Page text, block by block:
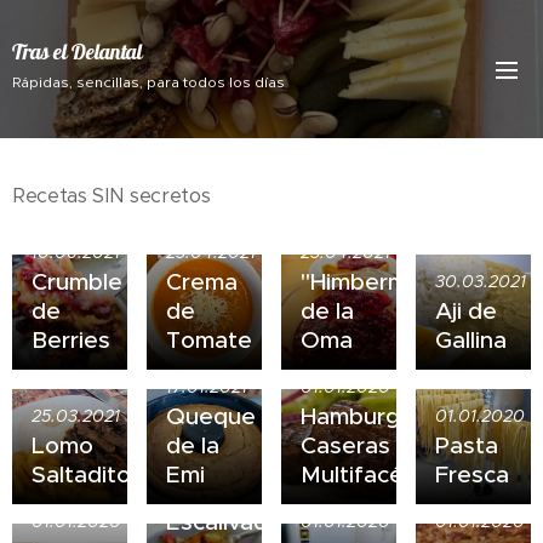
Tras el Delantal
Rápidas, sencillas, para todos los días
Recetas SIN secretos
10.06.2021
Crumble
de
Berries
23.04.2021
Crema
de
Tomate
23.04.2021
"Himbermermelade"
de la
Oma
30.03.2021
Aji de
Gallina
25.03.2021
Lomo
Saltadito
17.01.2021
Queque
de la
Emi
01.01.2020
Hamburguesas
Caseras
Multifacéticas
01.01.2020
Pasta
Fresca
01.01.2020
Escalivada
01.01.2020 01.01.2020